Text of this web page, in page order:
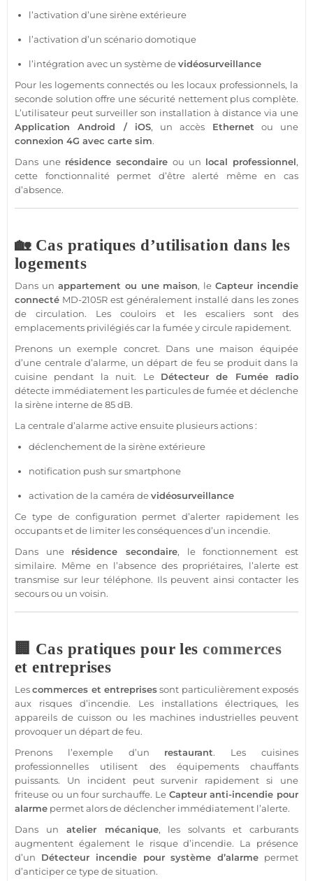
l’activation d’unesirèneextérieure
l’activation d’un scénariodomotique
l’intégration avec un systèmedevidéosurveillance
Pour les logements connectés ou les locaux professionnels, la
seconde solution offre une sécuriténettement plus complète.
L’utilisateur peut surveiller son installation à distance via une
Application
Android / iOS, un accès Ethernet ou une
connexion 4G avec carte sim.
Dans une résidence secondaire ou un local professionnel,
cette fonctionnalité permet d’être alerté même en cas
d’absence.
🏡 Cas pratiques d’utilisation dans les
logements
Dans un appartement ou une maison, leCapteur incendie
connecté MD-2105R est généralement installé dans les zones
de circulation. Les couloirs et les escaliers sont des
emplacements privilégiés car la fumée y circule rapidement.
Prenons un exemple concret. Dans une maison équipée
d’une centraled’alarme, un départ de feu se produit dans la
cuisine pendant la nuit. Le Détecteur de Fuméeradio
détecte immédiatement les particules de fumée et déclenche
la sirène interne de 85 dB.
La centraled’alarmeactive ensuite plusieurs actions :
déclenchement de la sirèneextérieure
notification push sursmartphone
activation de la caméra devidéosurveillance
Ce type de configuration permet d’alerter rapidement les
occupants et de limiter les conséquences d’un incendie.
Dans une résidence secondaire, le fonctionnement est
similaire. Même en l’absence des propriétaires, l’alerte est
transmise sur leur téléphone. Ils peuvent ainsi contacter les
secours ou un voisin.
🏢 Cas pratiques pour lescommerces
et entreprises
Lescommerces et entreprisessont particulièrement exposés
aux risques d’incendie. Les installations électriques, les
appareils de cuisson ou les machines industrielles peuvent
provoquer un départ de feu.
Prenons l’exemple d’un restaurant. Les cuisines
professionnelles utilisent des équipements chauffants
puissants. Un incident peut survenir rapidement si une
friteuse ou un four surchauffe. Le Capteuranti-incendie pour
alarme permet alors de déclencher immédiatement l’alerte.
Dans un atelier mécanique, les solvants et carburants
augmentent également le risque d’incendie. La présence
d’un Détecteurincendie poursystème d’alarme permet
d’anticiper ce type de situation.